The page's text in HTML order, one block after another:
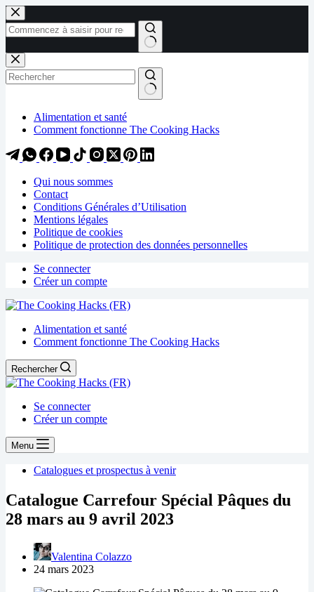
Passer
au
contenu
Passer
au
contenu
Aucun
résultat
Alimentation et santé
Comment fonctionne The Cooking Hacks
Qui nous sommes
Contact
Conditions Générales d’Utilisation
Mentions légales
Politique de cookies
Politique de protection des données personnelles
Se connecter
Créer un compte
Alimentation et santé
Comment fonctionne The Cooking Hacks
Rechercher
Se connecter
Créer un compte
Menu
Catalogues et prospectus à venir
Catalogue Carrefour Spécial Pâques du
28 mars au 9 avril 2023
Valentina Colazzo
24 mars 2023